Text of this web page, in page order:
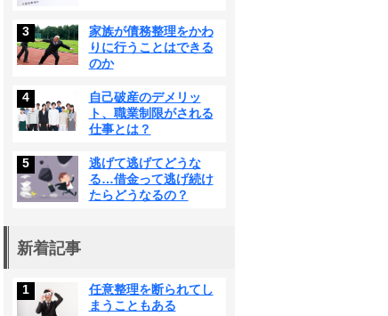
3
家族が債務整理をかわ
りに行うことはできる
のか
4
自己破産のデメリッ
ト、職業制限がされる
仕事とは？
5
逃げて逃げてどうな
る…借金って逃げ続け
たらどうなるの？
新着記事
1
任意整理を断られてし
まうこともある